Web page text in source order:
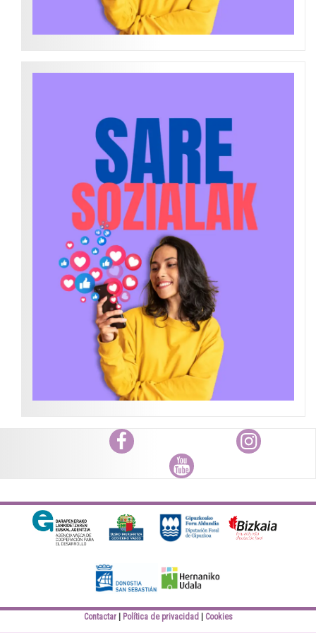
Eusko jaurlaritza
Gipuzkoa
Contactar Política de privacidad Cookies